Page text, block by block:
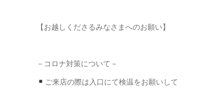
【お越しくださるみなさまへのお願い】
－コロナ対策について－
ご来店の際は入口にて検温をお願いして